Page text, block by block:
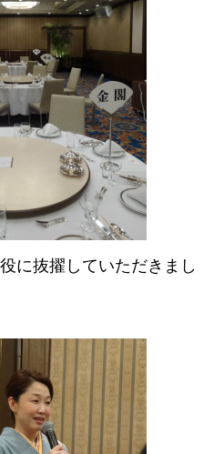
に抜擢していただきまし